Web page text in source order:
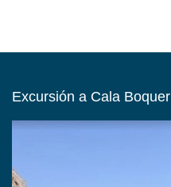
Excursión a Cala Boquer